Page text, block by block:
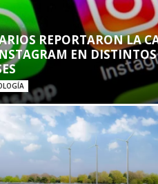
REPORTARON LA
EN DISTINTOS